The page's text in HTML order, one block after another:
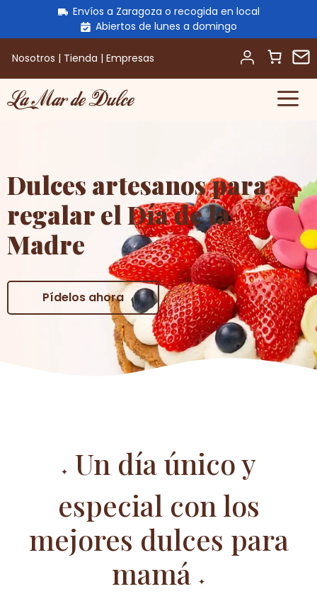
Envíos a Zaragoza o recogida en local
Abiertos de lunes a domingo
Nosotros | Tienda | Empresas
Saltar
al
Dulces artesanos para
regalar el Día de la
Madre
Pídelos ahora
✦
Un día único y
especial con los
mejores dulces para
mamá
✦